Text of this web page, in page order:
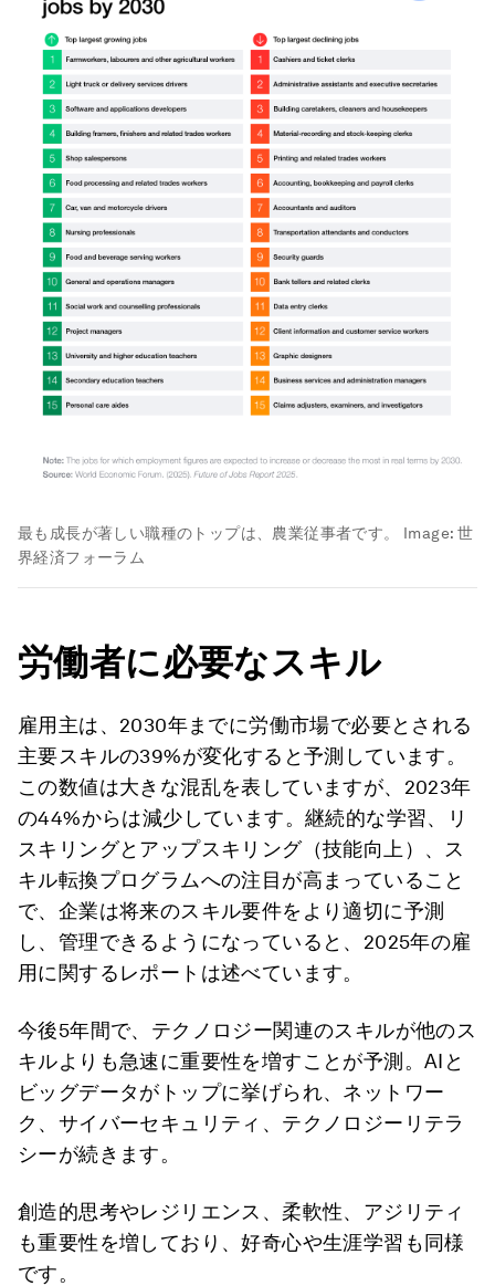
最も成長が著しい職種のトップは、農業従事者です。 Image: 世
界経済フォーラム
労働者に必要なスキル
雇用主は、2030年までに労働市場で必要とされる
主要スキルの39%が変化すると予測しています。
この数値は大きな混乱を表していますが、2023年
の44%からは減少しています。継続的な学習、リ
スキリングとアップスキリング（技能向上）、ス
キル転換プログラムへの注目が高まっていること
で、企業は将来のスキル要件をより適切に予測
し、管理できるようになっていると、2025年の雇
用に関するレポートは述べています。
今後5年間で、テクノロジー関連のスキルが他のス
キルよりも急速に重要性を増すことが予測。AIと
ビッグデータがトップに挙げられ、ネットワー
ク、サイバーセキュリティ、テクノロジーリテラ
シーが続きます。
創造的思考やレジリエンス、柔軟性、アジリティ
も重要性を増しており、好奇心や生涯学習も同様
です。